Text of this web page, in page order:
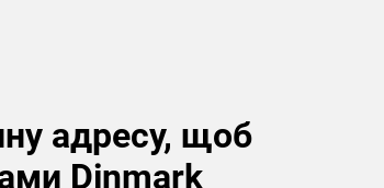
адресу, щоб
Dinmark